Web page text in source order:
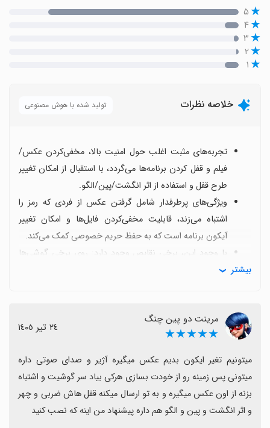
۵
۴
۳
۲
۱
خلاصه نظرات تولید شده با هوش مصنوعی
تجربه‌های مثبت اغلب حول امنیت بالا، مخفی‌کردن عکس/
فیلم و قفل کردن برنامه‌ها می‌گردد، با استقبال از امکان تغییر
طرح قفل و استفاده از اثر انگشت/پین/الگو.
ویژگی‌های پرطرفدار شامل گرفتن عکس از فردی که رمز را
اشتباه می‌زند، قابلیت مخفی‌کردن فایل‌ها و امکان تغییر
آیکون برنامه است که به حفظ حریم خصوصی کمک می‌کند.
با وجود این، برخی نقایص وجود دارد: روی برخی گوشی‌ها
باگ‌های عملکردی دیده می‌شود، مانند باز شدن بدون قفل یا
مخفی‌شده‌ها پاک می‌شوند، بنابراین پشتیبان‌گیری منظم و
مدیریت داده‌ها پیشنهاد می‌شود.
برخی کاربران نیاز به راهنمایی برای فعال‌سازی اثر انگشت یا
سازگاری با مدل‌های خاص گوشی دارند و گاهی تجربه کاربری
با سختی مواجه می‌شود.
در کل، اگر دنبال قفل قوی با قابلیت مخفی‌سازی رسانه‌ها
بیشتر
مرینت دو پین چنگ
★★★★★ ٢٤ تیر ١٤٠٥
و اثر انگشت و پین و الگو هم داره پیشنهاد من اینه که نصب کنید